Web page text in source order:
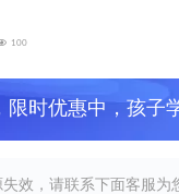
100
限时优惠中，孩子
效，请联系下面客服为